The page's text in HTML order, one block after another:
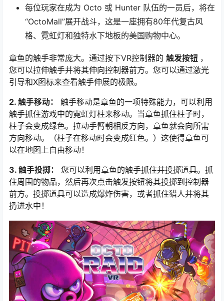
每位玩家在成为 Octo 或 Hunter 队伍的一员后，将在
“OctoMall”展开战斗，这是一座拥有80年代复古风
格、霓虹灯和独特水下地板的美国购物中心。
章鱼的触手非常庞大。通过按下VR控制器的 触发按钮 ，
您可以拉伸触手并将其伸向控制器前方。您可以通过激光
引导和X图标来查看触手伸展的极限。
2. 触手移动：
触手移动是章鱼的一项特殊能力，可以利用
触手抓住游戏中的霓虹灯柱来移动。当章鱼抓住柱子时，
柱子会变成绿色。拉动手臂朝相反方向，章鱼就会向所需
方向移动。（柱子在移动时会变成红色。）这使得章鱼可
以在地图上自由移动！
3. 触手投掷：
您可以利用章鱼的触手抓住并投掷道具。抓
住周围的物品，然后再次点击触发按钮将其投掷到控制器
前方。投掷道具可以造成爆炸伤害，或者抓住猎人并将其
扔进水中！